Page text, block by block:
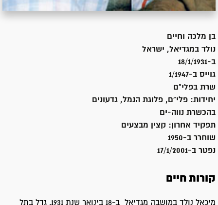
בן מלכה וחיים
נולד במגדיאל, ישראל
ב-18/1/1931
גוייס ב-1/1947
שרת בפלי"ם
יחידות: פלי"ם, פלוגת הנמל, גדעונים
בהכשרת נווה-ים
תפקיד אחרון: קצין מבצעים
שוחרר ב-1950
נפטר ב-17/1/2001
קורות חיים
מיכאל נולד במושבה מגדיאל ב-18 בינואר שנת 1931. גדל בתל